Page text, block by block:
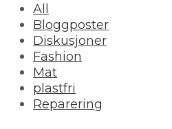
All
Bloggposter
Diskusjoner
Fashion
Mat
plastfri
Reparering